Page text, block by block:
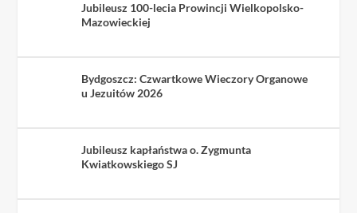
Jubileusz 100-lecia Prowincji Wielkopolsko-
Mazowieckiej
Bydgoszcz: Czwartkowe Wieczory Organowe
u Jezuitów 2026
Jubileusz kapłaństwa o. Zygmunta
Kwiatkowskiego SJ